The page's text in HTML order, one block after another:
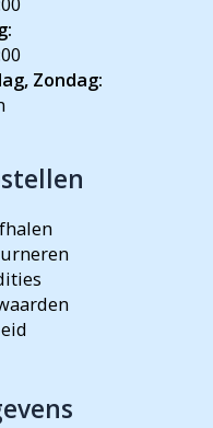
Zondag: